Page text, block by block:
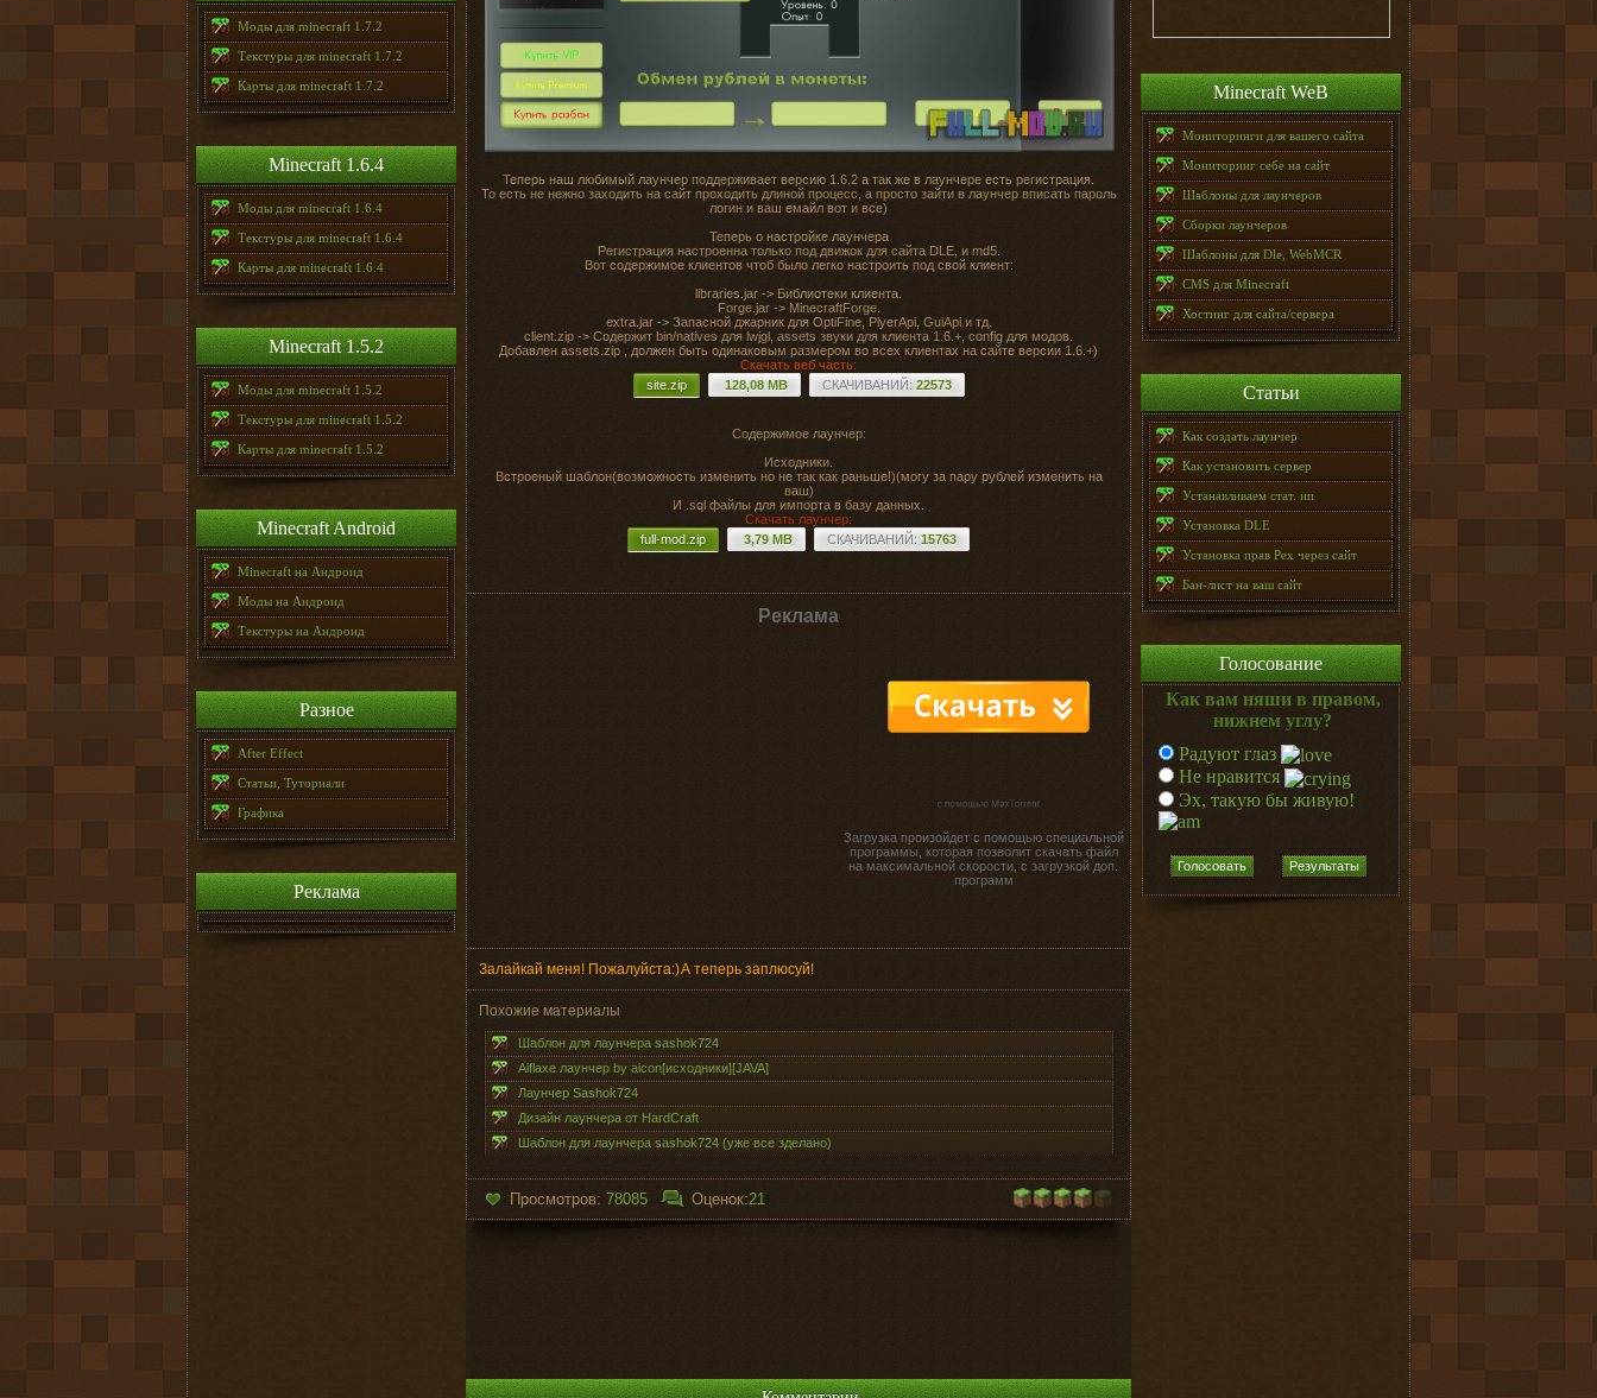
Моды для minecraft 1.7.2
Текстуры для minecraft 1.7.2
Карты для minecraft 1.7.2
Minecraft 1.6.4
Моды для minecraft 1.6.4
Текстуры для minecraft 1.6.4
Карты для minecraft 1.6.4
Minecraft 1.5.2
Моды для minecraft 1.5.2
Текстуры для minecraft 1.5.2
Карты для minecraft 1.5.2
Minecraft Android
Minecraft на Андроид
Моды на Андроид
Текстуры на Андроид
Разное
After Effect
Статьи, Туториали
Графика
Реклама
Minecraft WeB
Мониторинги для вашего сайта
Мониторинг себе на сайт
Шаблоны для лаунчеров
Сборки лаунчеров
Шаблоны для Dle, WebMCR
CMS для Minecraft
Хостинг для сайта/сервера
Статьи
Как создать лаунчер
Как установить сервер
Устанавливаем стат. ип
Установка DLE
Установка прав Pex через сайт
Бан-лист на ваш сайт
Голосование
Как вам няши в правом,
нижнем углу?
Радуют глаз
Не нравится
Эх, такую бы живую!
Голосовать Результаты
Теперь наш любимый лаунчер поддерживает версию 1.6.2 а так же в лаунчере есть регистрация.
То есть не нежно заходить на сайт проходить длиной процесс, а просто зайти в лаунчер вписать пароль
логин и ваш емайл вот и все)
Теперь о настройке лаунчера
Регистрация настроенна только под движок для сайта DLE, и md5.
Вот содержимое клиентов чтоб было легко настроить под свой клиент:
libraries.jar -> Библиотеки клиента.
Forge.jar -> MinecraftForge.
extra.jar -> Запасной джарник для OptiFine, PlyerApi, GuiApi и тд.
client.zip -> Содержит bin/natives для lwjgl, assets звуки для клиента 1.6.+, config для модов.
Добавлен assets.zip , должен быть одинаковым размером во всех клиентах на сайте версии 1.6.+)
Скачать веб часть:
site.zip
128,08 MB CКАЧИВАНИЙ: 22573
Содержимое лаунчер:
Исходники.
Встроеный шаблон(возможность изменить но не так как раньше!)(могу за пару рублей изменить на
ваш)
И .sql файлы для импорта в базу данных.
Скачать лаунчер:
full-mod.zip
3,79 MB CКАЧИВАНИЙ: 15763
Реклама
Загрузка произойдет с помощью специальной
программы, которая позволит скачать файл
на максимальной скорости, с загрузкой доп.
программ
Залайкай меня! Пожалуйста:)А теперь заплюсуй!
Похожие материалы
Шаблон для лаунчера sashok724
Aiflaxe лаунчер by aicon[исходники][JAVA]
Лаунчер Sashok724
Дизайн лаунчера от HardCraft
Шаблон для лаунчера sashok724 (уже все зделано)
Просмотров: 78085 Оценок:21